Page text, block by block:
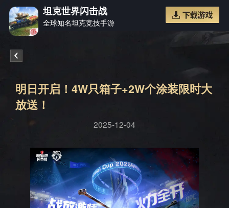
坦克世界闪击战
全球知名坦克竞技手游
《坦克
世界闪
明日开启！4W只箱子+2W个涂装限时大
放送！
2025-12-04